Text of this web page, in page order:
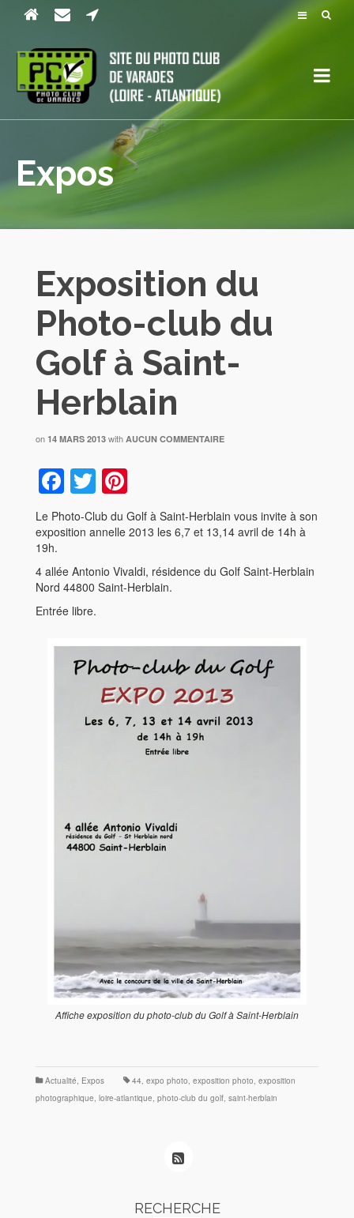
Expos
Exposition du
Photo-club du
Golf à Saint-
Herblain
on 14 MARS 2013 with AUCUN COMMENTAIRE
Facebook
Twitter
Le Photo-Club du Golf à Saint-Herblain vous invite à son
exposition annelle 2013 les 6,7 et 13,14 avril de 14h à
19h.
4 allée Antonio Vivaldi, résidence du Golf Saint-Herblain
Nord 44800 Saint-Herblain.
Entrée libre.
Affiche exposition du photo-club du Golf à Saint-Herblain
Actualité, Expos 44, expo photo, exposition photo, exposition
photographique, loire-atlantique, photo-club du golf, saint-herblain
RECHERCHE